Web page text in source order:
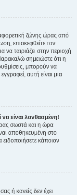
ζώνης ώρας από
επισκεφθείτε τον
ταιριάζει στην περιοχή
σημειώστε ότι η
μπορούν να
αυτή είναι μια
είναι λανθασμένη!
σωστά και η ώρα
αποθηκευμένη στο
κάποιον
ή κανείς δεν έχει